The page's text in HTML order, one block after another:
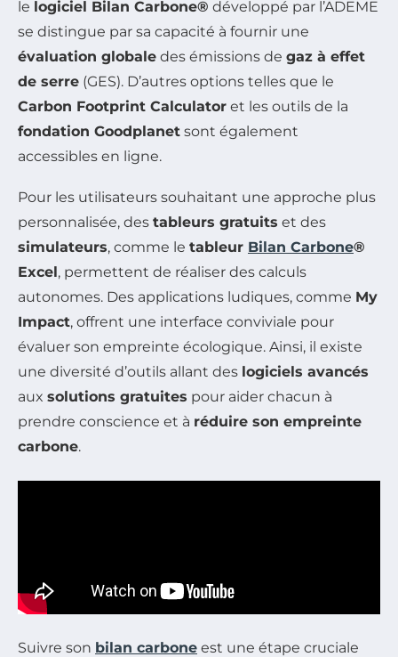
le logiciel Bilan Carbone® développé par l’ADEME
se distingue par sa capacité à fournir une
évaluation globale des émissions de gaz à effet
de serre (GES). D’autres options telles que le
Carbon Footprint Calculator et les outils de la
fondation Goodplanet sont également
accessibles en ligne.
Pour les utilisateurs souhaitant une approche plus
personnalisée, des tableurs gratuits et des
simulateurs, comme le tableur Bilan Carbone®
Excel, permettent de réaliser des calculs
autonomes. Des applications ludiques, comme My
Impact, offrent une interface conviviale pour
évaluer son empreinte écologique. Ainsi, il existe
une diversité d’outils allant des logiciels avancés
aux solutions gratuites pour aider chacun à
prendre conscience et à réduire son empreinte
carbone.
Suivre son bilan carbone est une étape cruciale